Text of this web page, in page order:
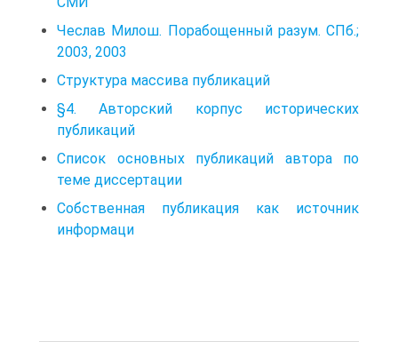
Чеслав Милош. Порабощенный разум. СПб.;
2003, 2003
Структура массива публикаций
§4. Авторский корпус исторических
публикаций
Список основных публикаций автора по
теме диссертации
Собственная публикация как источник
информаци